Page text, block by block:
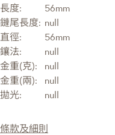
長度:
56mm
鏈尾長度: null
直徑:
56mm
鑲法:
null
金重(克):
null
金重(兩):
null
拋光:
null
條款及細則